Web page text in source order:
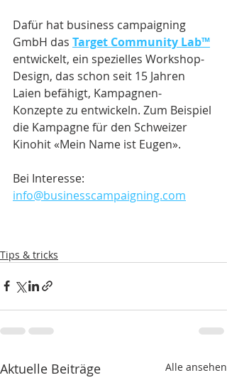
Dafür hat business campaigning
GmbH das Target Community Lab™
entwickelt, ein spezielles Workshop-
Design, das schon seit 15 Jahren
Laien befähigt, Kampagnen-
Konzepte zu entwickeln. Zum Beispiel
die Kampagne für den Schweizer
Kinohit «Mein Name ist Eugen».
Bei Interesse:
info@businesscampaigning.com
Tips & tricks
Aktuelle Beiträge Alle ansehen